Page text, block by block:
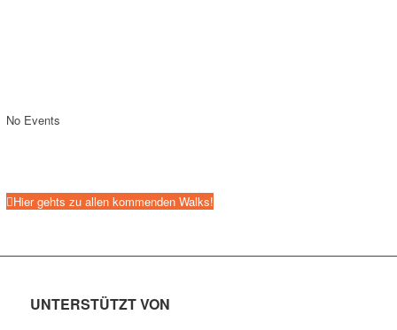
No Events
Hier gehts zu allen kommenden Walks!
UNTERSTÜTZT VON